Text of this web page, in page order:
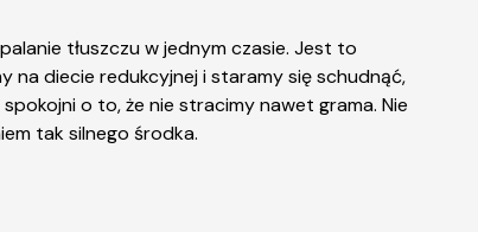
tłuszczu w jednym czasie. Jest to
na diecie redukcyjnej i staramy się schudnąć,
o to, że nie stracimy nawet grama. Nie
tak silnego środka.